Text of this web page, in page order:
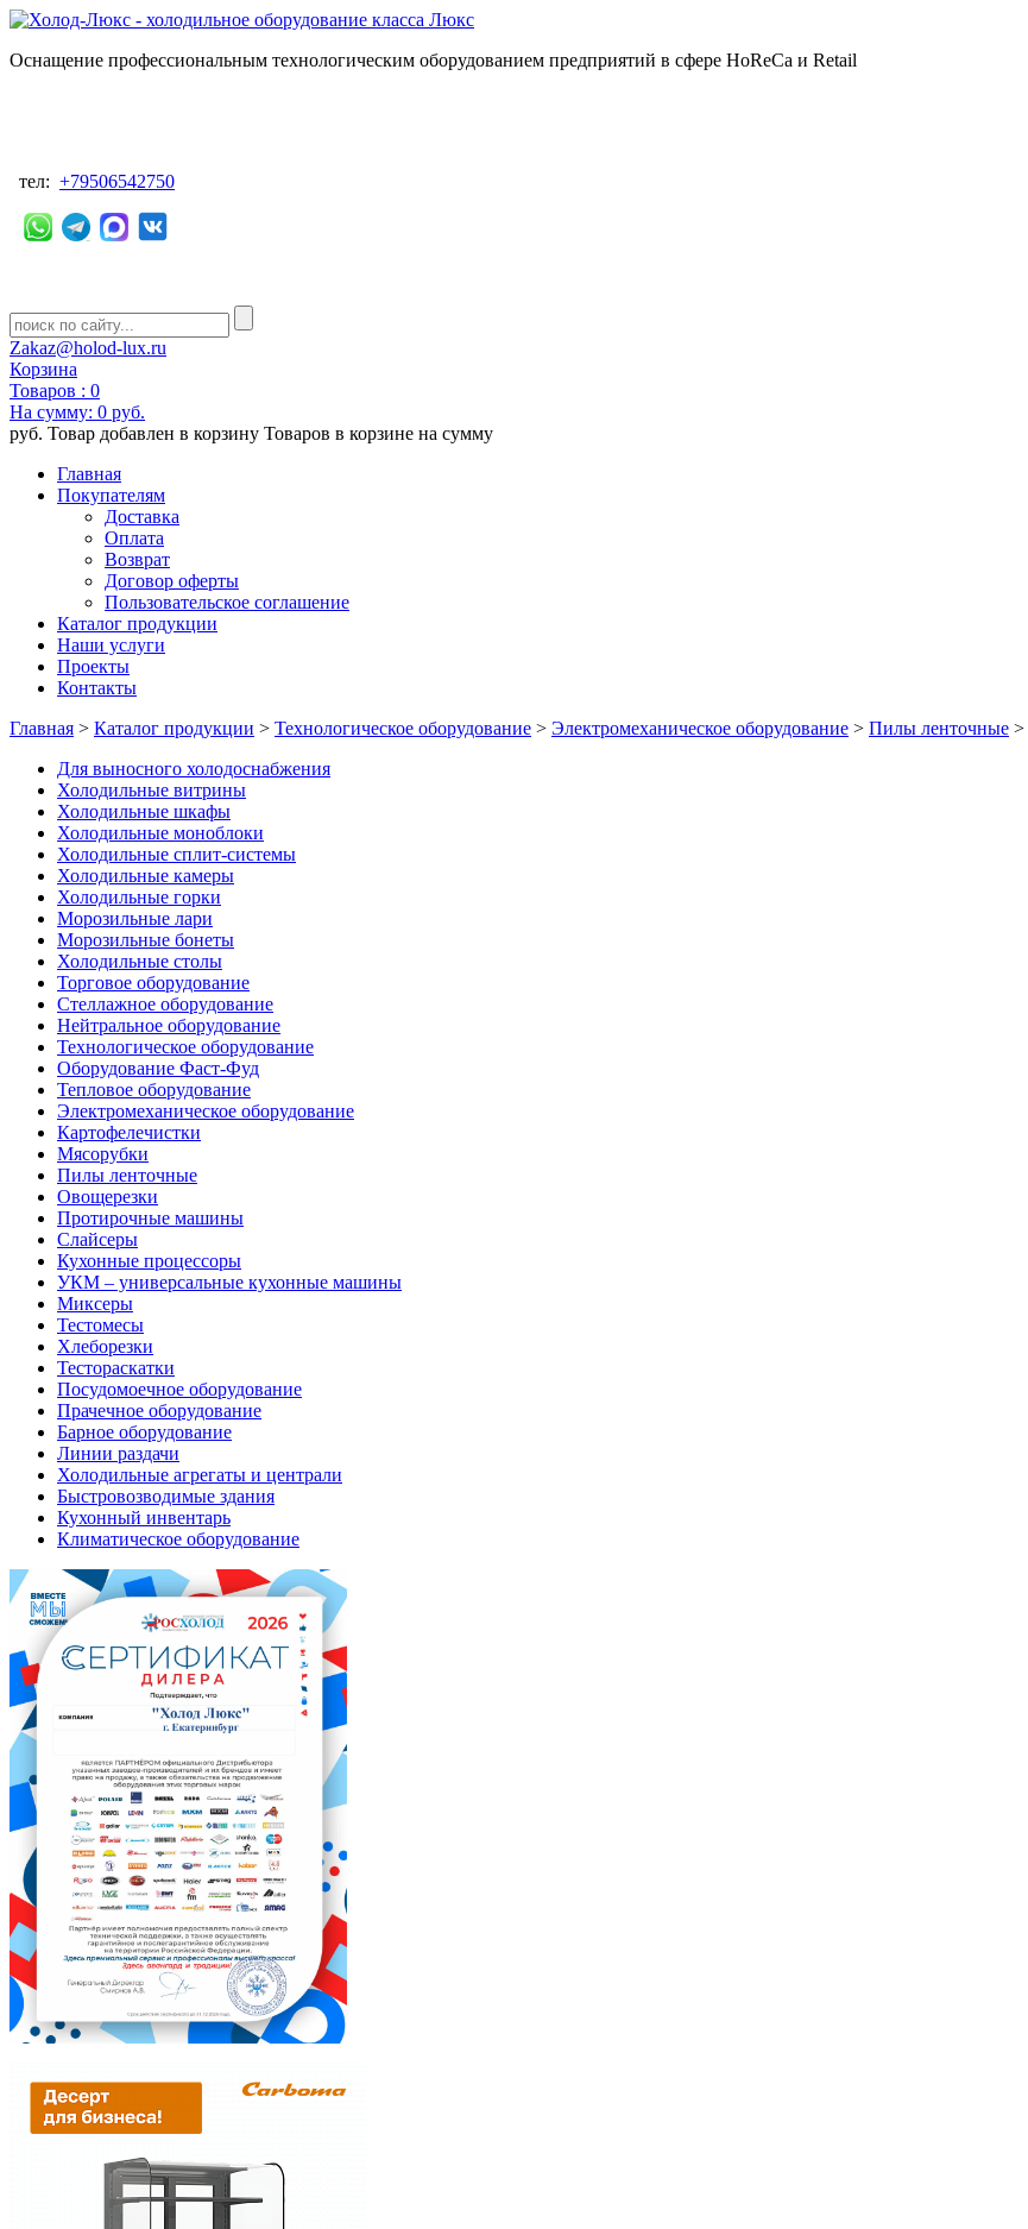
Оснащение профессиональным технологическим оборудованием предприятий в сфере HoReCa и Retail
тел: +79506542750
Zakaz@holod-lux.ru
Корзина
Товаров : 0
На сумму: 0 руб.
руб. Товар добавлен в корзину Товаров в корзине на сумму
Главная
Покупателям
Доставка
Оплата
Возврат
Договор оферты
Пользовательское соглашение
Каталог продукции
Наши услуги
Проекты
Контакты
Главная > Каталог продукции > Технологическое оборудование > Электромеханическое оборудование > Пилы ленточные >
Для выносного холодоснабжения
Холодильные витрины
Холодильные шкафы
Холодильные моноблоки
Холодильные сплит-системы
Холодильные камеры
Холодильные горки
Морозильные лари
Морозильные бонеты
Холодильные столы
Торговое оборудование
Стеллажное оборудование
Нейтральное оборудование
Технологическое оборудование
Оборудование Фаст-Фуд
Тепловое оборудование
Электромеханическое оборудование
Картофелечистки
Мясорубки
Пилы ленточные
Овощерезки
Протирочные машины
Слайсеры
Кухонные процессоры
УКМ – универсальные кухонные машины
Миксеры
Тестомесы
Хлеборезки
Тестораскатки
Посудомоечное оборудование
Прачечное оборудование
Барное оборудование
Линии раздачи
Холодильные агрегаты и централи
Быстровозводимые здания
Кухонный инвентарь
Климатическое оборудование